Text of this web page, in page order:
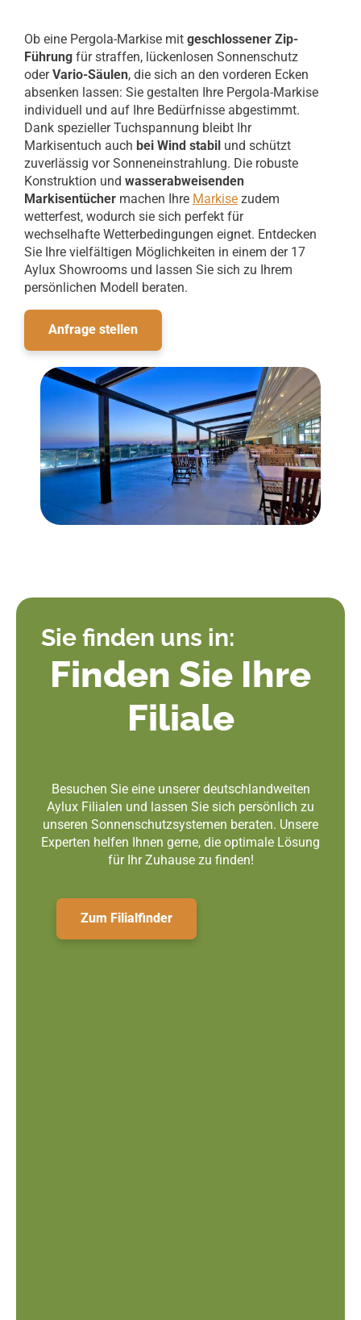
Ob eine Pergola-Markise mit geschlossener Zip-
Führung für straffen, lückenlosen Sonnenschutz
oderVario-Säulen, die sich an den vorderen Ecken
absenken lassen: Sie gestalten Ihre Pergola-Markise
individuell und auf Ihre Bedürfnisse abgestimmt.
Dank spezieller Tuchspannung bleibt Ihr
Markisentuch auch bei Wind stabil und schützt
zuverlässig vor Sonneneinstrahlung. Die robuste
Konstruktion und wasserabweisenden
Markisentücher machen Ihre Markise zudem
wetterfest, wodurch sie sich perfekt für
wechselhafte Wetterbedingungen eignet. Entdecken
Sie Ihre vielfältigen Möglichkeiten in einem der 17
Aylux Showrooms und lassen Sie sich zu Ihrem
persönlichen Modell beraten.
Anfrage stellen
Sie finden uns in:
Finden Sie Ihre
Filiale
Besuchen Sie eine unserer deutschlandweiten
Aylux Filialen und lassen Sie sich persönlich zu
unseren Sonnenschutzsystemen beraten. Unsere
Experten helfen Ihnen gerne, die optimale Lösung
für Ihr Zuhause zu finden!
Zum Filialfinder